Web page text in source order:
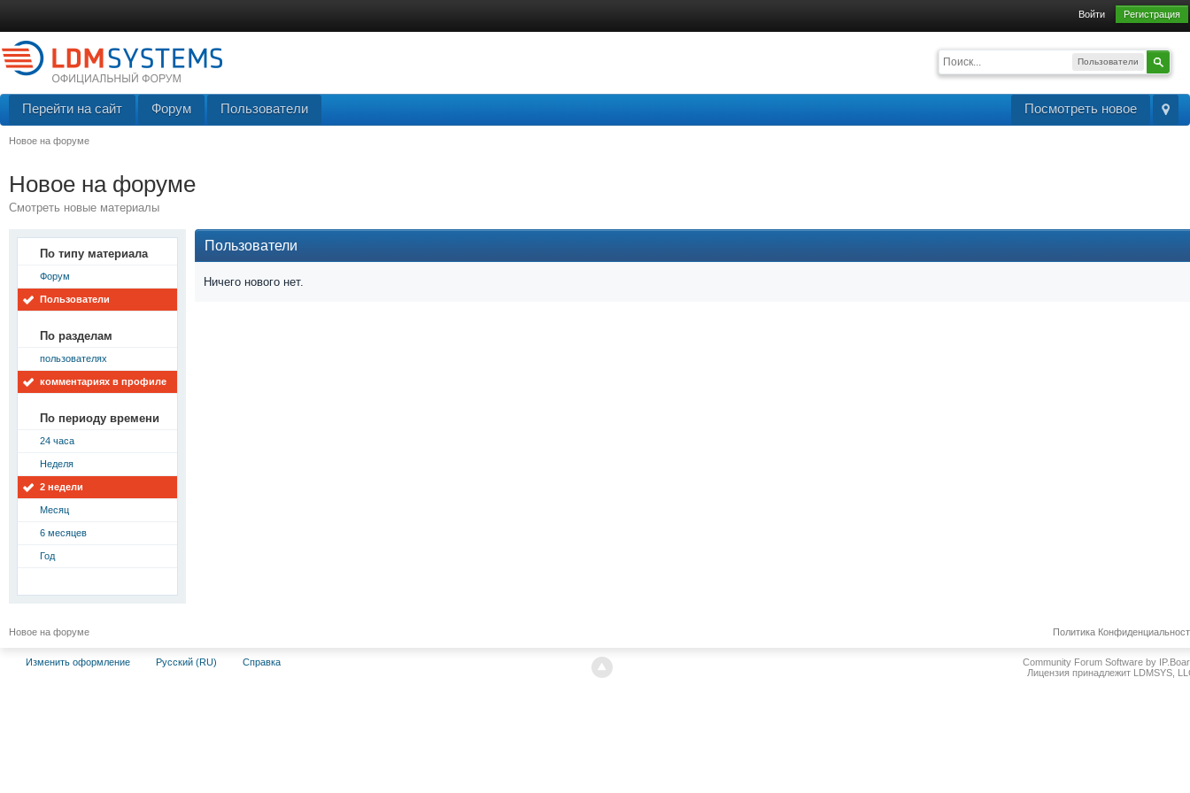
Войти Регистрация
Пользователи
Посмотреть новое
Перейти на сайт Форум Пользователи
Новое на форуме
Новое на форуме
Смотреть новые материалы
По типу материала
Форум
Пользователи
По разделам
пользователях
комментариях в профиле
По периоду времени
24 часа
Неделя
2 недели
Месяц
6 месяцев
Год
Пользователи
Ничего нового нет.
Новое на форуме Политика
Изменить оформление Русский (RU) Справка
Community Forum Software by
Лицензия принадлежит LDMSYS,